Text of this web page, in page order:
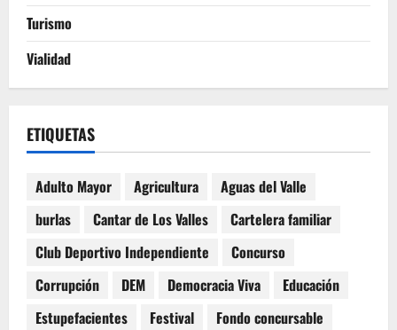
Turismo
Vialidad
ETIQUETAS
Adulto Mayor Agricultura
Aguas del Valle
burlas
Cantar de Los Valles
Cartelera familiar
Club Deportivo Independiente
Concurso
Corrupción
DEM Democracia Viva
Educación
Estupefacientes
Festival
Fondo concursable